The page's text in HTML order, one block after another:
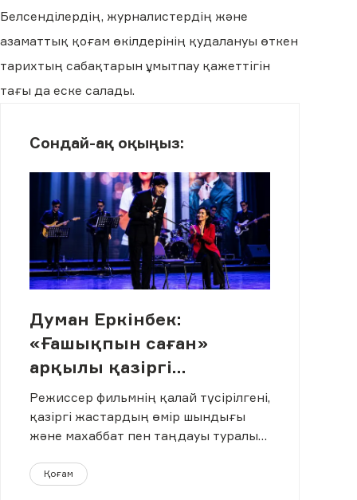
Белсенділердің, журналистердің және
азаматтық қоғам өкілдерінің қудалануы өткен
тарихтың сабақтарын ұмытпау қажеттігін
тағы да еске салады.
Сондай-ақ оқыңыз:
Думан Еркінбек:
«Ғашықпын саған»
арқылы қазіргі
жастардың шынайы
өмірін көрсеткім келді»
Режиссер фильмнің қалай түсірілгені,
қазіргі жастардың өмір шындығы
және махаббат пен таңдауы туралы
Қоғам